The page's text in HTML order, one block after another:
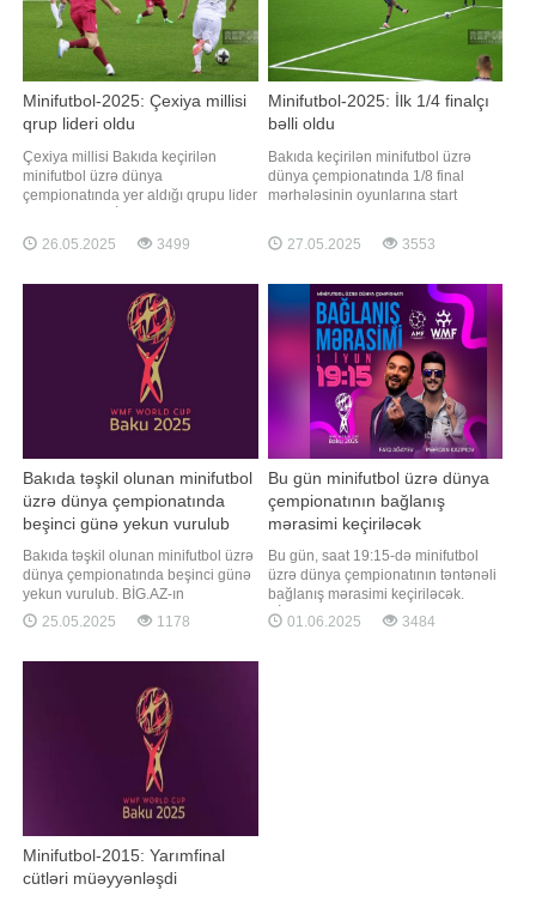
Minifutbol-2025: Çexiya millisi
qrup lideri oldu
Çexiya millisi Bakıda keçirilən
minifutbol üzrə dünya
çempionatında yer aldığı qrupu lider
görə, II turda Gürcüstan ilə
qarşılaşan çexlər 2:2 hesablı heç-
qrupunda 7 xala malik olsalar da,
əlavə göstəricələ görə üstün sayılan
26.05.2025 3499
Minifutbol-2025: İlk 1/4 finalçı
bəlli oldu
Bakıda keçirilən minifutbol üzrə
dünya çempionatında 1/8 final
mərhələsinin oyunlarına start
olaraq İngiltərə və Bolqarıstan
seçmələri üz-üzə gəliblər.
ilə yekunlaşıb. Qalibi
müəyyənləşdirmək üçün penalti
zərbələrinə ehtiya
27.05.2025 3553
Bakıda təşkil olunan minifutbol
üzrə dünya çempionatında
beşinci günə yekun vurulub
Bakıda təşkil olunan minifutbol üzrə
dünya çempionatında beşinci günə
yekun vurulub. BİG.AZ-ın
məlumatına görə, qrup
mərhələsinin II turunda 8 oyun baş
qrupunda yer alan Azərbaycan
millisi Mavritaniyanı 2:0 hesabı ilə
məğlub edib. Qrupun digə
25.05.2025 1178
Bu gün minifutbol üzrə dünya
çempionatının bağlanış
mərasimi keçiriləcək
Bu gün, saat 19:15-də minifutbol
üzrə dünya çempionatının təntənəli
bağlanış mərasimi keçiriləcək.
BİG.AZ xəbər verir ki, tədbir Milli
Gimnastika Arenasında baş tutacaq.
01.06.2025 3484
Minifutbol-2015: Yarımfinal
cütləri müəyyənləşdi